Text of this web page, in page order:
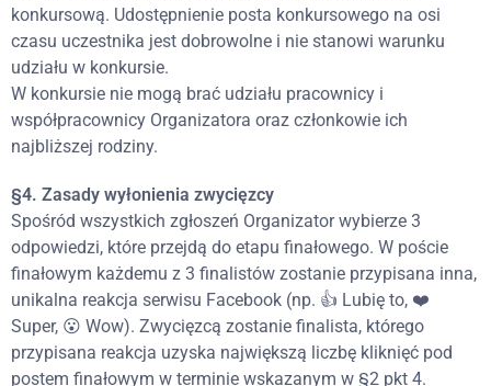
konkursową. Udostępnienie posta konkursowego na osi
czasu uczestnika jest dobrowolne i nie stanowi warunku
udziału w konkursie.
W konkursie nie mogą brać udziału pracownicy i
współpracownicy Organizatora oraz członkowie ich
najbliższej rodziny.
§4. Zasady wyłonienia zwycięzcy
Spośród wszystkich zgłoszeń Organizator wybierze 3
odpowiedzi, które przejdą do etapu finałowego. W poście
finałowym każdemu z 3 finalistów zostanie przypisana inna,
unikalna reakcja serwisu Facebook (np. 👍 Lubię to, ❤️
Super, 😮 Wow). Zwycięzcą zostanie finalista, którego
przypisana reakcja uzyska największą liczbę kliknięć pod
postem finałowym w terminie wskazanym w §2 pkt 4.